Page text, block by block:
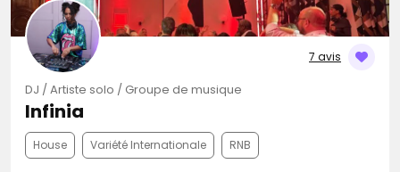
7 avis
DJ / Artiste solo / Groupe de musique
Infinia
House Variété Internationale RNB